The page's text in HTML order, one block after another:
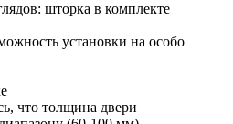
шторка в комплекте
установки на особо
что толщина двери